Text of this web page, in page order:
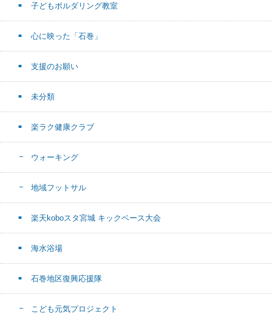
子どもボルダリング教室
心に映った「石巻」
支援のお願い
未分類
楽ラク健康クラブ
ウォーキング
地域フットサル
楽天koboスタ宮城 キックベース大会
海水浴場
石巻地区復興応援隊
こども元気プロジェクト